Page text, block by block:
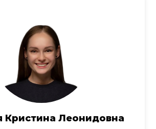
Кристина Леонидовна